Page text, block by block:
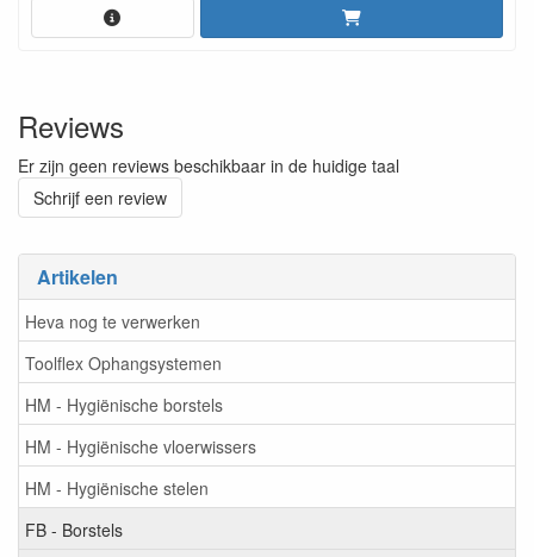
Artikelen
Heva nog te verwerken
Toolflex Ophangsystemen
HM - Hygiënische borstels
HM - Hygiënische vloerwissers
HM - Hygiënische stelen
FB - Borstels
Reviews
Er zijn geen reviews beschikbaar in de huidige taal
Schrijf een review